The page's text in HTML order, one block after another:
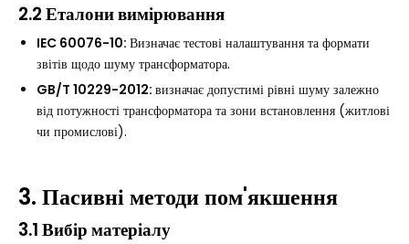
2.2 Еталони вимірювання
IEC 60076-10: Визначає тестові налаштування та формати
звітів щодо шуму трансформатора.
GB/T 10229-2012: визначає допустимі рівні шуму залежно
від потужності трансформатора та зони встановлення (житлові
чи промислові).
3. Пасивні методи пом'якшення
3.1 Вибір матеріалу